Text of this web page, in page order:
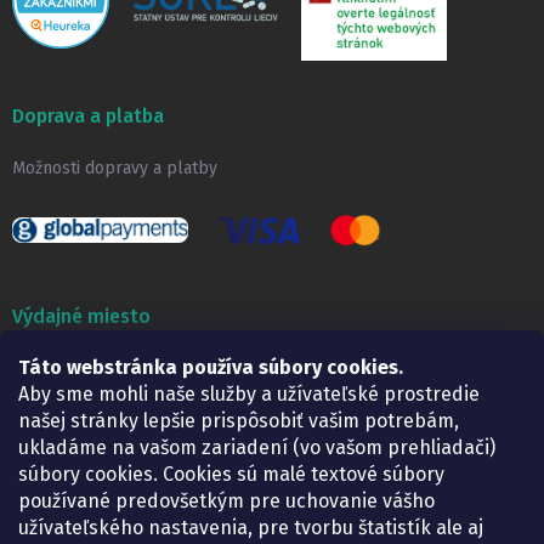
Táto webstránka používa súbory cookies.
Aby sme mohli naše služby a užívateľské prostredie
našej stránky lepšie prispôsobiť vašim potrebám,
ukladáme na vašom zariadení (vo vašom prehliadači)
súbory cookies. Cookies sú malé textové súbory
používané predovšetkým pre uchovanie vášho
užívateľského nastavenia, pre tvorbu štatistík ale aj
Doprava a platba
Možnosti dopravy a platby
Výdajné miesto
Lekáreň ADONAI
Košice – Smetanova 2
Pondelok:
07.30 – 15.30 h.
Utorok:
07.30 – 16.00 h.
Streda:
07.30 – 16.00 h.
Štvrtok:
07.30 – 15.30 h.
Piatok:
07.30 – 15.30 h.